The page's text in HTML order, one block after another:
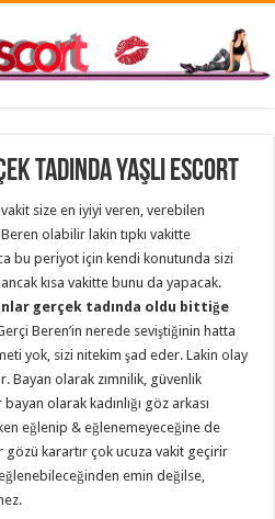
Tadında Yaşlı Escort
size en iyiyi veren, verebilen
olabilir lakin tıpkı vakitte
bu periyot için kendi konutunda sizi
kısa vakitte bunu da yapacak.
gerçek tadında oldu bittiğe
Beren’in nerede seviştiğinin hatta
yok, sizi nitekim şad eder. Lakin olay
Bayan olarak zımnilik, güvenlik
olarak kadınlığı göz arkası
eğlenip & eğlenemeyeceğine de
gözü karartır çok ucuza vakit geçirir
emin değilse,